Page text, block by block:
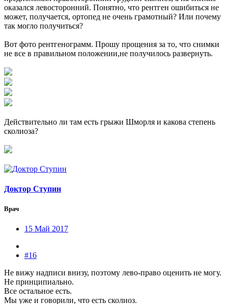
оказался левосторонний. Понятно, что рентген ошибиться не
может, получается, ортопед не очень грамотный? Или почему
так могло получиться?
Вот фото рентгенограмм. Прошу прощения за то, что снимки
не все в правильном положении,не получилось развернуть.
Действительно ли там есть грыжи Шморля и какова степень
сколиоза?
Доктор Ступин
Врач
15 Май 2017
#16
Не вижу надписи внизу, поэтому лево-право оценить не могу.
Не принципиально.
Все остальное есть.
Мы уже и говорили, что есть сколиоз.